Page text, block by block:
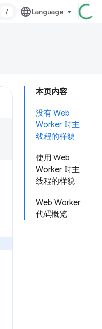
/
本页内容
没有 Web
Worker 时主
线程的样貌
使用 Web
Worker 时主
线程的样貌
Web Worker
代码概览